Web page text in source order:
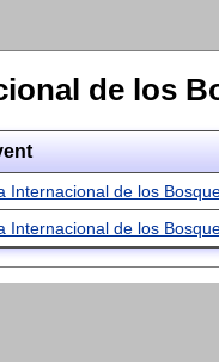
de los
Internacional de los
Internacional de los